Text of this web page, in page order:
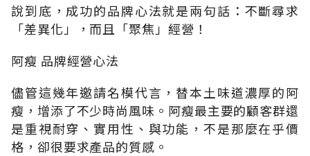
說到底，成功的品牌心法就是兩句話：不斷尋求
「差異化」，而且「聚焦」經營！
阿瘦 品牌經營心法
儘管這幾年邀請名模代言，替本土味道濃厚的阿
瘦，增添了不少時尚風味。阿瘦最主要的顧客群還
是重視耐穿、實用性、與功能，不是那麼在乎價
格，卻很要求產品的質感。